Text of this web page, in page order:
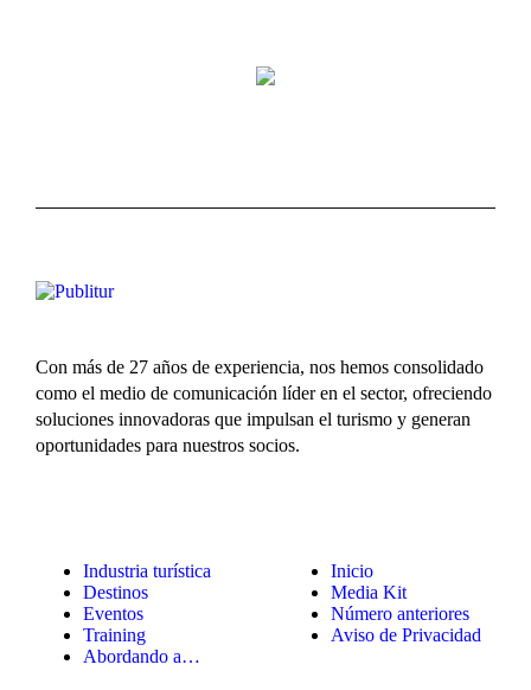
Con más de 27 años de experiencia, nos hemos consolidado
como el medio de comunicación líder en el sector, ofreciendo
soluciones innovadoras que impulsan el turismo y generan
oportunidades para nuestros socios.
Industria turística
Destinos
Eventos
Training
Abordando a…
Inicio
Media Kit
Número anteriores
Aviso de Privacidad